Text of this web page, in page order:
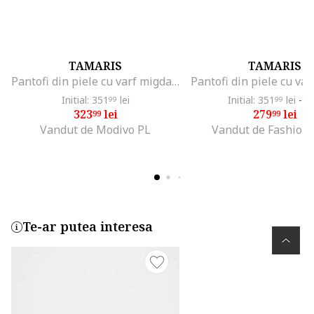
TAMARIS
Pantofi din piele cu varf migdalat, Negru
Initial: 351 99 lei
32399lei
Vandut de Modivo PL
TAMARIS
Initial: 351 99 lei -
27999lei
Vandut de Fashion
Te-ar putea interesa